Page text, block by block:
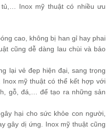
Inox mỹ thuật có nhiều ưu
cao, không bị han gỉ hay phai
cũng dễ dàng lau chùi và bảo
lại vẻ đẹp hiện đại, sang trọng
mỹ thuật có thể kết hợp với
gỗ, đá,… để tạo ra những sản
hại cho sức khỏe con người,
gây dị ứng. Inox mỹ thuật cũng